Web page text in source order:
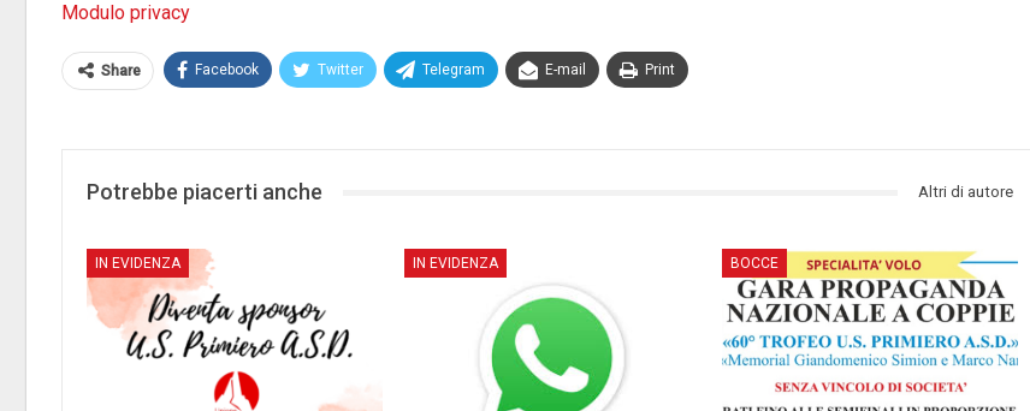
Modulo privacy
Share Facebook Twitter Telegram E-mail Print
Potrebbe piacerti anche Altri di autore
IN EVIDENZA IN EVIDENZA BOCCE